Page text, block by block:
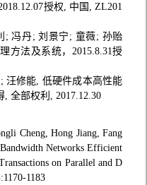
授权, 中国, ZL201
; 冯丹; 刘景宁; 童薇; 孙贻
方法及系统，2015.8.31授
汪修能, 低硬件成本高性能
, 全部权利, 2017.12.30
Cheng, Hong Jiang, Fang
Networks Efficient
on Parallel and D
1183